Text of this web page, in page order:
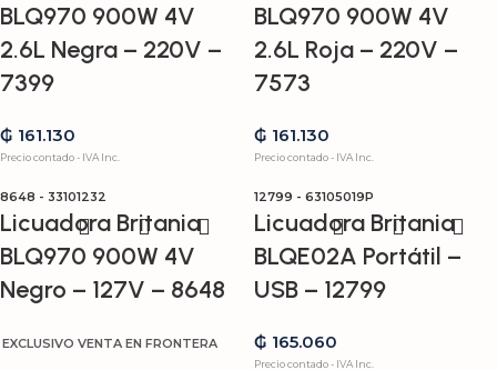
BLQ970 900W 4V
2.6L Negra – 220V –
7399
₲ 161.130
Precio contado - IVA Inc.
BLQ970 900W 4V
2.6L Roja – 220V –
7573
₲ 161.130
Precio contado - IVA Inc.
8648 - 33101232
Licuadora Britania
BLQ970 900W 4V
Negro – 127V – 8648
EXCLUSIVO VENTA EN FRONTERA
12799 - 63105019P
Licuadora Britania
BLQE02A Portátil –
USB – 12799
₲ 165.060
Precio contado - IVA Inc.